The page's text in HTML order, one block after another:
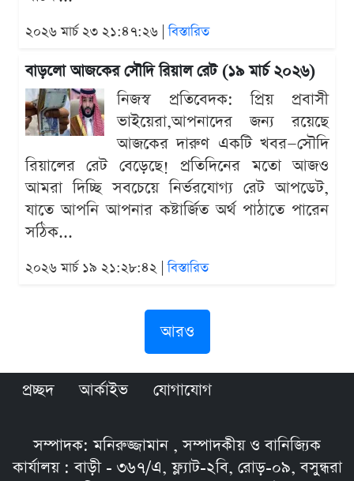
২০২৬ মার্চ ২৩ ২১:৪৭:২৬ |বিস্তারিত
বাড়লো আজকের সৌদি রিয়াল রেট (১৯ মার্চ ২০২৬)
নিজস্ব প্রতিবেদক: প্রিয় প্রবাসী
ভাইয়েরা,আপনাদের জন্য রয়েছে
আজকের দারুণ একটি খবর—সৌদি
রিয়ালের রেট বেড়েছে! প্রতিদিনের মতো আজও
আমরা দিচ্ছি সবচেয়ে নির্ভরযোগ্য রেট আপডেট,
যাতে আপনি আপনার কষ্টার্জিত অর্থ পাঠাতে পারেন
সঠিক...
২০২৬ মার্চ ১৯ ২১:২৮:৪২ |বিস্তারিত
আরও
প্রচ্ছদ আর্কাইভ যোগাযোগ
সম্পাদক: মনিরুজ্জামান , সম্পাদকীয় ও বানিজ্যিক
কার্যালয় : বাড়ী - ৩৬৭/এ, ফ্ল্যাট-২বি, রোড়-০৯, বসুন্ধরা